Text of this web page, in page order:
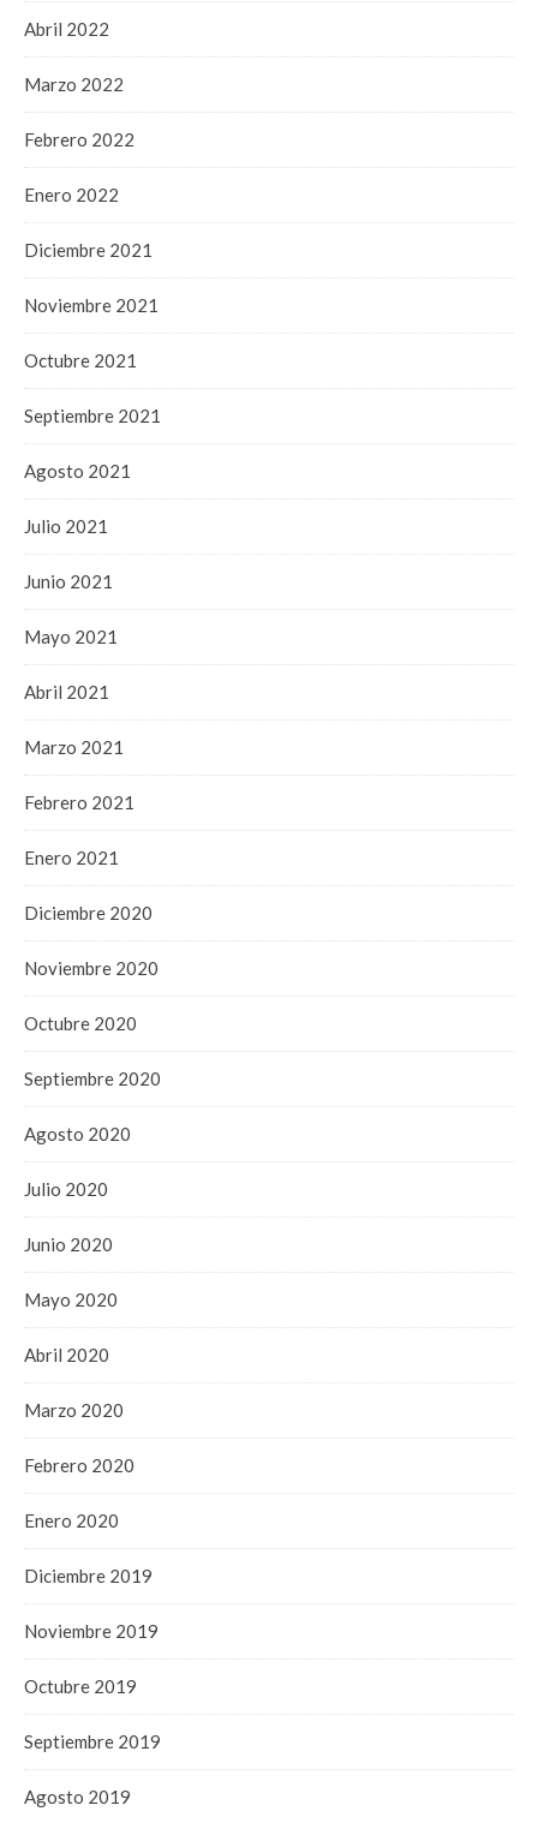
Abril 2022
Marzo 2022
Febrero 2022
Enero 2022
Diciembre 2021
Noviembre 2021
Octubre 2021
Septiembre 2021
Agosto 2021
Julio 2021
Junio 2021
Mayo 2021
Abril 2021
Marzo 2021
Febrero 2021
Enero 2021
Diciembre 2020
Noviembre 2020
Octubre 2020
Septiembre 2020
Agosto 2020
Julio 2020
Junio 2020
Mayo 2020
Abril 2020
Marzo 2020
Febrero 2020
Enero 2020
Diciembre 2019
Noviembre 2019
Octubre 2019
Septiembre 2019
Agosto 2019